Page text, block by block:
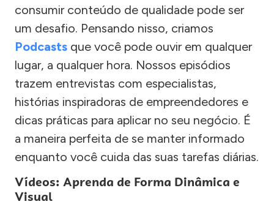
consumir conteúdo de qualidade pode ser
um desafio. Pensando nisso, criamos
Podcasts que você pode ouvir em qualquer
lugar, a qualquer hora. Nossos episódios
trazem entrevistas com especialistas,
histórias inspiradoras de empreendedores e
dicas práticas para aplicar no seu negócio. É
a maneira perfeita de se manter informado
enquanto você cuida das suas tarefas diárias.
Vídeos: Aprenda de Forma Dinâmica e
Visual